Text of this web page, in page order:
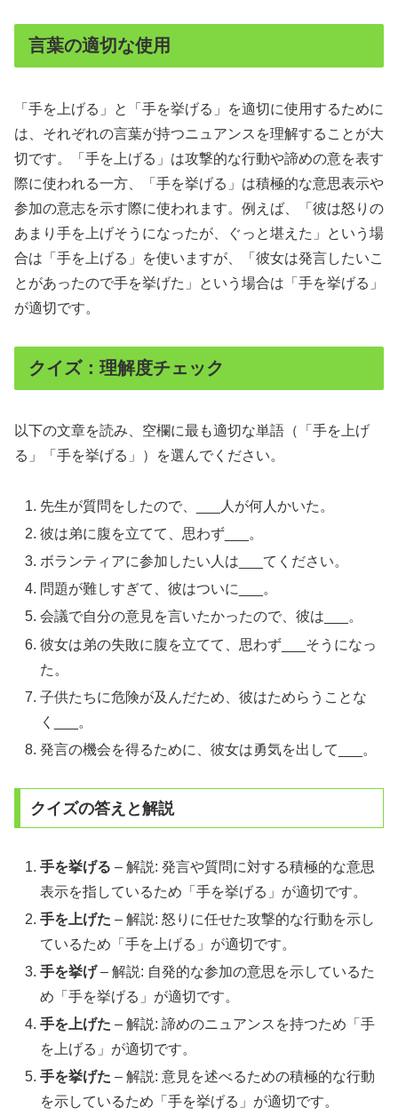
言葉の適切な使用
「手を上げる」と「手を挙げる」を適切に使用するために
は、それぞれの言葉が持つニュアンスを理解することが大
切です。「手を上げる」は攻撃的な行動や諦めの意を表す
際に使われる一方、「手を挙げる」は積極的な意思表示や
参加の意志を示す際に使われます。例えば、「彼は怒りの
あまり手を上げそうになったが、ぐっと堪えた」という場
合は「手を上げる」を使いますが、「彼女は発言したいこ
とがあったので手を挙げた」という場合は「手を挙げる」
が適切です。
クイズ：理解度チェック
以下の文章を読み、空欄に最も適切な単語（「手を上げ
る」「手を挙げる」）を選んでください。
先生が質問をしたので、___人が何人かいた。
彼は弟に腹を立てて、思わず___。
ボランティアに参加したい人は___てください。
問題が難しすぎて、彼はついに___。
会議で自分の意見を言いたかったので、彼は___。
彼女は弟の失敗に腹を立てて、思わず___そうになっ
た。
子供たちに危険が及んだため、彼はためらうことな
く___。
発言の機会を得るために、彼女は勇気を出して___。
クイズの答えと解説
手を挙げる – 解説: 発言や質問に対する積極的な意思
表示を指しているため「手を挙げる」が適切です。
手を上げた – 解説: 怒りに任せた攻撃的な行動を示し
ているため「手を上げる」が適切です。
手を挙げ– 解説: 自発的な参加の意思を示しているた
め「手を挙げる」が適切です。
手を上げた – 解説: 諦めのニュアンスを持つため「手
を上げる」が適切です。
手を挙げた – 解説: 意見を述べるための積極的な行動
を示しているため「手を挙げる」が適切です。